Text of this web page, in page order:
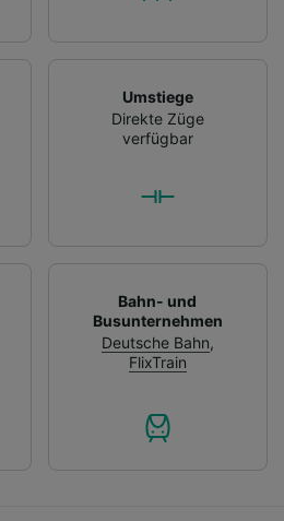
Umstiege
Direkte Züge
verfügbar
Bahn- und
Busunternehmen
Deutsche Bahn,
FlixTrain